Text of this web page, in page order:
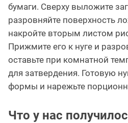
бумаги. Сверху выложите
разровняйте поверхность
накройте вторым листом
Прижмите его к нуге и
оставьте при комнатной
для затвердения. Готовую
формы и нарежьте
Что у нас